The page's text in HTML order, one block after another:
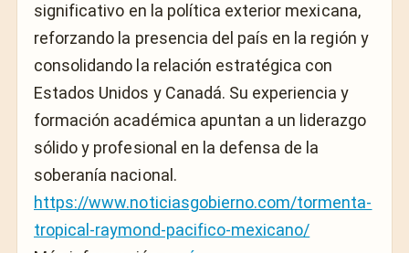
significativo en la política exterior mexicana,
reforzando la presencia del país en la región y
consolidando la relación estratégica con
Estados Unidos y Canadá. Su experiencia y
formación académica apuntan a un liderazgo
sólido y profesional en la defensa de la
soberanía nacional.
https://www.noticiasgobierno.com/tormenta-
tropical-raymond-pacifico-mexicano/